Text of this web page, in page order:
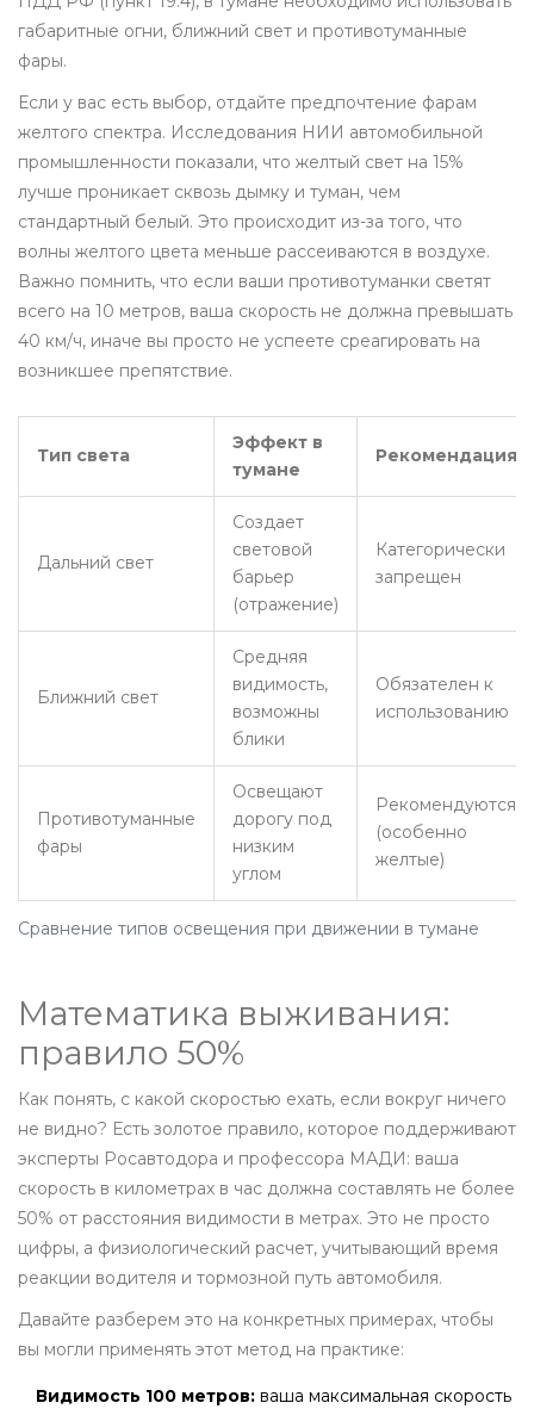
габаритные огни, ближний свет и противотуманные
фары.
Если у вас есть выбор, отдайте предпочтение фарам
желтого спектра. Исследования НИИ автомобильной
промышленности показали, что желтый свет на 15%
лучше проникает сквозь дымку и туман, чем
стандартный белый. Это происходит из-за того, что
волны желтого цвета меньше рассеиваются в воздухе.
Важно помнить, что если ваши противотуманки светят
всего на 10 метров, ваша скорость не должна превышать
40 км/ч, иначе вы просто не успеете среагировать на
возникшее препятствие.
Сравнение типов освещения при движении в тумане
Тип света
Эффект в
тумане
Рекомендация
Дальний свет
Создает
световой
барьер
(отражение)
Категорически
запрещен
Ближний свет
Средняя
видимость,
возможны
блики
Обязателен к
использованию
Противотуманные
фары
Освещают
дорогу под
низким
углом
Рекомендуются
(особенно
желтые)
Математика выживания:
правило 50%
Как понять, с какой скоростью ехать, если вокруг ничего
не видно? Есть золотое правило, которое поддерживают
эксперты Росавтодора и профессора МАДИ: ваша
скорость в километрах в час должна составлять не более
50% от расстояния видимости в метрах. Это не просто
цифры, а физиологический расчет, учитывающий время
реакции водителя и тормозной путь автомобиля.
Давайте разберем это на конкретных примерах, чтобы
вы могли применять этот метод на практике:
Видимость 100 метров: ваша максимальная скорость